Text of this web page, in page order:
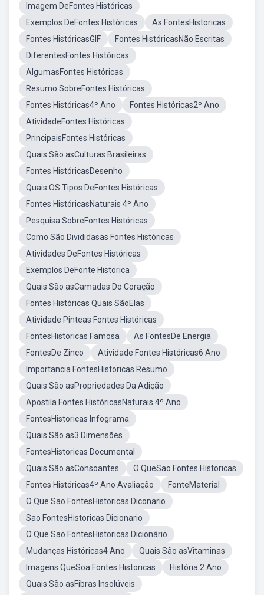
Imagem DeFontes Históricas
Exemplos DeFontes Históricas
As FontesHistoricas
Fontes HistóricasGIF
Fontes HistóricasNão Escritas
DiferentesFontes Históricas
AlgumasFontes Históricas
Resumo SobreFontes Históricas
Fontes Históricas4º Ano
Fontes Históricas2º Ano
AtividadeFontes Históricas
PrincipaisFontes Históricas
Quais São asCulturas Brasileiras
Fontes HistóricasDesenho
Quais OS Tipos DeFontes Históricas
Fontes HistóricasNaturais 4º Ano
Pesquisa SobreFontes Históricas
Como São Divididasas Fontes Históricas
Atividades DeFontes Históricas
Exemplos DeFonte Historica
Quais São asCamadas Do Coração
Fontes Históricas Quais SãoElas
Atividade Pinteas Fontes Históricas
FontesHistoricas Famosa
As FontesDe Energia
FontesDe Zinco
Atividade Fontes Históricas6 Ano
Importancia FontesHistoricas Resumo
Quais São asPropriedades Da Adição
Apostila Fontes HistóricasNaturais 4º Ano
FontesHistoricas Infograma
Quais São as3 Dimensões
FontesHistoricas Documental
Quais São asConsoantes
O QueSao Fontes Historicas
Fontes Históricas4º Ano Avaliação
FonteMaterial
O Que Sao FontesHistoricas Diconario
Sao FontesHistoricas Dicionario
O Que Sao FontesHistoricas Dicionário
Mudanças Históricas4 Ano
Quais São asVitaminas
Imagens QueSoa Fontes Historicas
História 2 Ano
Quais São asFibras Insolúveis